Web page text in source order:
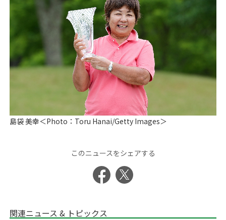
島袋 美幸＜Photo：Toru Hanai/Getty Images＞
このニュースをシェアする
関連ニュース & トピックス